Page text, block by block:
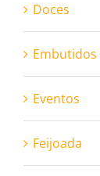
Doces
Embutidos
Eventos
Feijoada